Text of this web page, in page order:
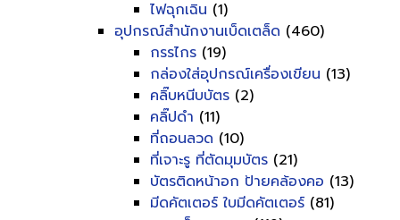
ไฟฉุกเฉิน (1)
อุปกรณ์สำนักงานเบ็ดเตล็ด (460)
กรรไกร (19)
กล่องใส่อุปกรณ์เครื่องเขียน (13)
คลิ๊บหนีบบัตร (2)
คลิ๊ปดำ (11)
ที่ถอนลวด (10)
ที่เจาะรู ที่ตัดมุมบัตร (21)
บัตรติดหน้าอก ป้ายคล้องคอ (13)
มีดคัตเตอร์ ใบมีดคัตเตอร์ (81)